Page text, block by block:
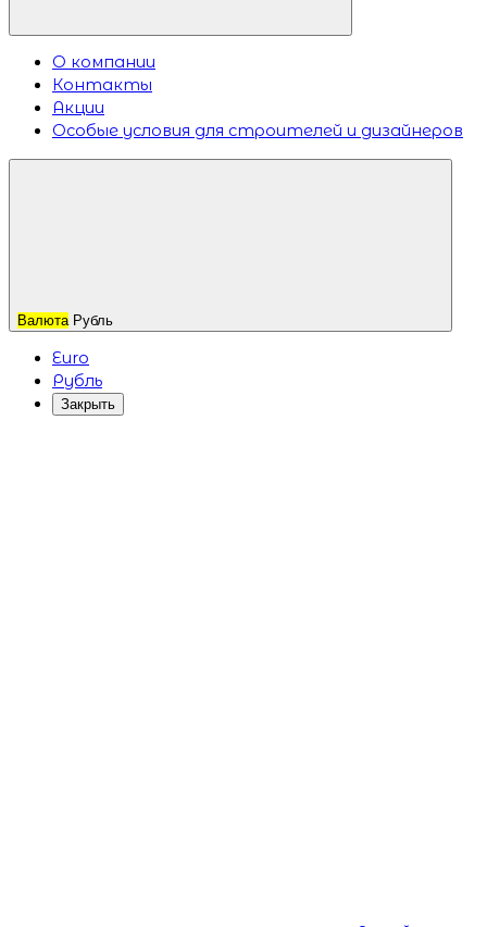
О компании
Контакты
Акции
Особые условия для строителей и дизайнеров
Валюта Рубль
Euro
Рубль
Закрыть